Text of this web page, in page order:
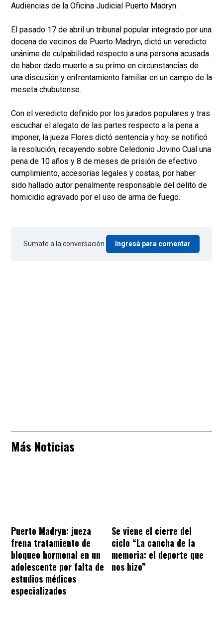
Audiencias de la Oficina Judicial Puerto Madryn.
El pasado 17 de abril un tribunal popular integrado por una
docena de vecinos de Puerto Madryn, dictó un veredicto
unánime de culpabilidad respecto a una persona acusada
de haber dado muerte a su primo en circunstancias de
una discusión y enfrentamiento familiar en un campo de la
meseta chubutense.
Con el veredicto definido por los jurados populares y tras
escuchar el alegato de las partes respecto a la pena a
imponer, la jueza Flores dictó sentencia y hoy se notificó
la resolución, recayendo sobre Celedonio Jovino Cual una
pena de 10 años y 8 de meses de prisión de efectivo
cumplimiento, accesorias legales y costas, por haber
sido hallado autor penalmente responsable del delito de
homicidio agravado por el uso de arma de fuego.
Sumate a la conversación. Ingresá para comentar
Más Noticias
Puerto Madryn: jueza
frena tratamiento de
bloqueo hormonal en un
adolescente por falta de
estudios médicos
especializados
Se viene el cierre del
ciclo “La cancha de la
memoria: el deporte que
nos hizo”